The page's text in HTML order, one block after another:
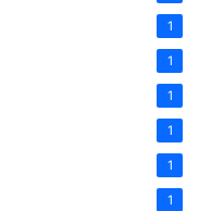
1
1
1
1
1
1